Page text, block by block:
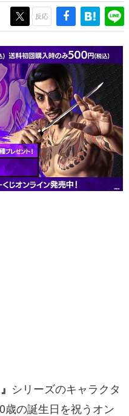
い？
がゲームの魅力を画面や操作の
していく、硬派で骨太な評論連載
語
スボス」… ゲームにまつわる言葉
コンピューター文化史研究家・タ
反応
シリーズのキャラクタ
歳の誕生日を祝うオン